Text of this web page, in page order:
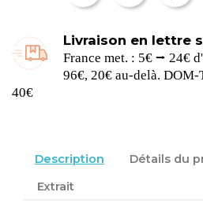
Livraison en lettre
France met. : 5€ ⭢ 24€
96€, 20€ au-delà.
40€
Description Détails du
Extrait